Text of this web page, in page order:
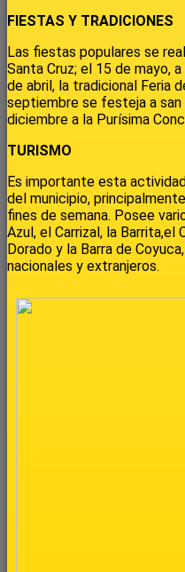
FIESTAS Y TRADICIONES
Las fiestas populares se
Santa Cruz; el 15 de mayo,
de abril, la tradicional Feria
septiembre se festeja a
diciembre a la Purísima
TURISMO
Es importante esta
del municipio,
fines de semana. Posee
Azul, el Carrizal, la Barrita,el
Dorado y la Barra de
nacionales y extranjeros.